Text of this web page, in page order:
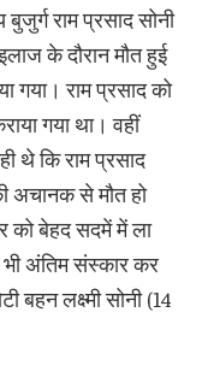
राम प्रसाद सोनी
के दौरान मौत हुई
गया। राम प्रसाद को
गया था। वहीं
थे कि राम प्रसाद
अचानक से मौत हो
को बेहद सदमें में ला
भी अंतिम संस्कार कर
बहन लक्ष्मी सोनी (14